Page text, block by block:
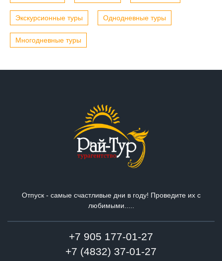
Экскурсионные туры Однодневные туры
Многодневные туры
Отпуск - самые счастливые дни в году! Проведите их с
любимыми.....
+7 905 177-01-27
+7 (4832) 37-01-27